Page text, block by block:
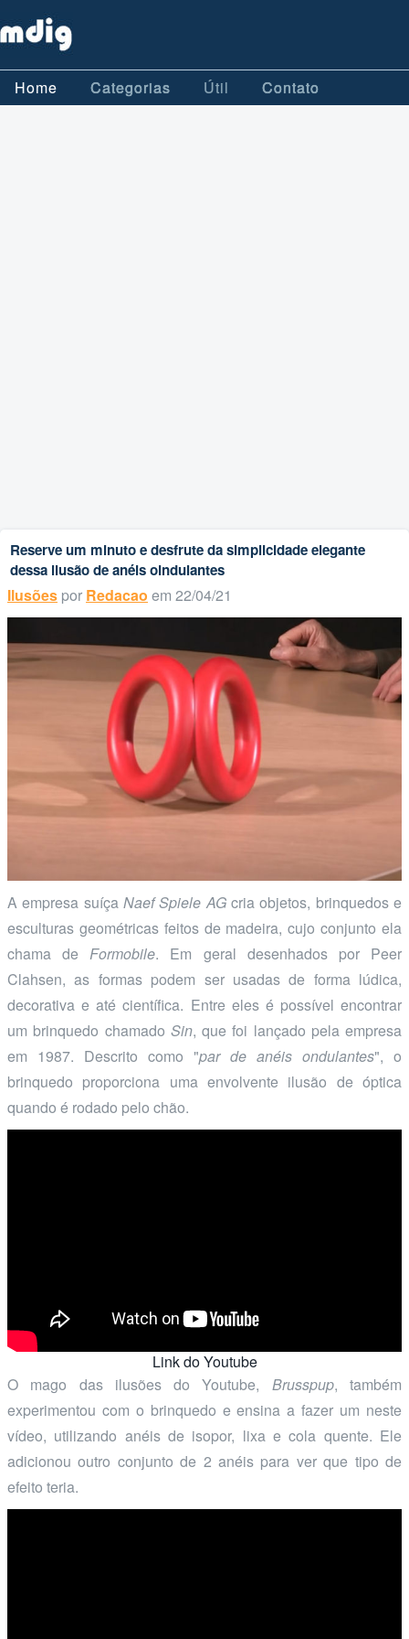
Home Categorias Útil Contato
Reserve um minuto e desfrute da simplicidade elegante
dessa ilusão de anéis oindulantes
Ilusões por Redacao em 22/04/21
A empresa suíça Naef Spiele AGcria objetos, brinquedos e
esculturas geométricas feitos de madeira, cujo conjunto ela
chama deFormobile. Em geral desenhados por Peer
Clahsen, as formas podem ser usadas de forma lúdica,
decorativa e até científica. Entre eles é possível encontrar
um brinquedo chamado Sin, que foi lançado pela empresa
em 1987. Descrito como "par de anéis ondulantes", o
brinquedo proporciona uma envolvente ilusão de óptica
quando é rodado pelo chão.
Link do Youtube
O mago das ilusões do Youtube, Brusspup, também
experimentou com o brinquedo e ensina a fazer um neste
vídeo, utilizando anéis de isopor, lixa e cola quente. Ele
adicionou outro conjunto de 2 anéis para ver que tipo de
efeito teria.